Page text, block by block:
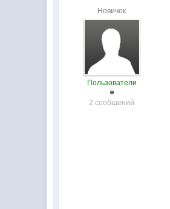
Новичок
Пользователи
2 сообщений